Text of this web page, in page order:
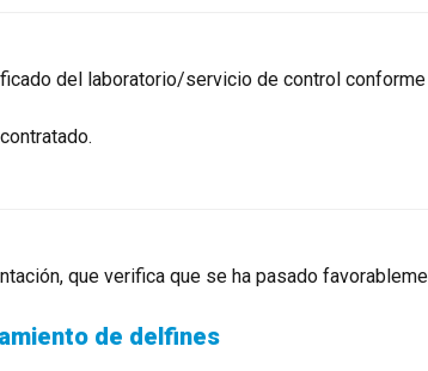
del laboratorio/servicio de control
que verifica que se ha pasado
de delfines